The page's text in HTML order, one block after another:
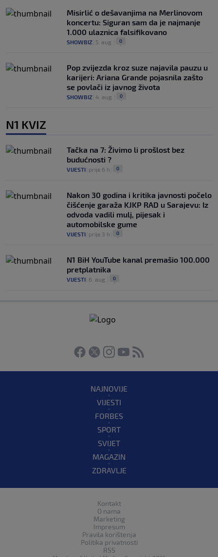
Misirlić o dešavanjima na Merlinovom
koncertu: Siguran sam da je najmanje
1.000 ulaznica falsifikovano
SHOWBIZ 5. aug. 0
Pop zvijezda kroz suze najavila pauzu u
karijeri: Ariana Grande pojasnila zašto
se povlači iz javnog života
SHOWBIZ 4. aug. 0
N1 KVIZ
Tačka na 7: Živimo li prošlost bez
budućnosti ?
VIJESTI prije 6 h 0
Nakon 30 godina i kritika javnosti počelo
čišćenje garaža KJKP RAD u Sarajevu: Iz
odvoda vadili mulj, pijesak i
automobilske gume
VIJESTI prije 3 h 0
N1 BiH YouTube kanal premašio 100.000
pretplatnika
VIJESTI 6. aug. 0
NAJNOVIJE
VIJESTI
FORBES
SPORT
SVIJET
MAGAZIN
ZDRAVLJE
Kontakt
O nama
Marketing
Impresum
Pravila korištenja
Politika privatnosti
RSS